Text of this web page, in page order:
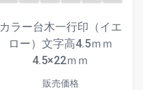
カラー台木一行印（イエ
ロー）文字高4.5ｍｍ
4.5×22ｍｍ
販売価格